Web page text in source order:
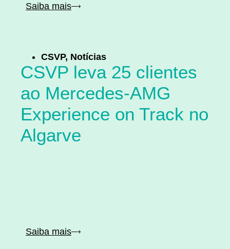
Saiba mais
CSVP, Notícias
CSVP leva 25 clientes
ao Mercedes-AMG
Experience on Track no
Algarve
Saiba mais